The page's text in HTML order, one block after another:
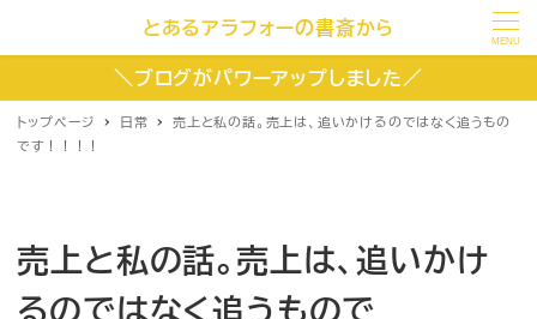
とあるアラフォーの書斎から
MENU
＼ブログがパワーアップしました／
トップページ 日常
売上と私の話。売上は、追いかけるのではなく追うもの
です！！！！
売上と私の話。売上は、追いかけ
るのではなく追うもので